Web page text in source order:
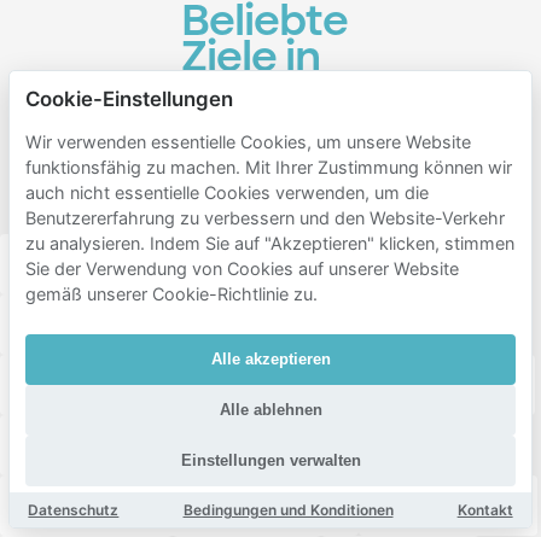
Beliebte
Ziele in
der
Nähe
von
Pioenpark
Jachthaven Groninger Motorboot Club (GMC)
Damsterplein SPOT/Stadsschouwburg Groningen
GRID Grafisch Museum Groningen Martinikerkhof
Cookie-Einstellungen
Wir verwenden essentielle Cookies, um unsere Website
funktionsfähig zu machen. Mit Ihrer Zustimmung können wir
auch nicht essentielle Cookies verwenden, um die
Benutzererfahrung zu verbessern und den Website-Verkehr
zu analysieren. Indem Sie auf "Akzeptieren" klicken, stimmen
Sie der Verwendung von Cookies auf unserer Website
gemäß unserer Cookie-Richtlinie zu.
Alle akzeptieren
Alle ablehnen
Einstellungen verwalten
Datenschutz Bedingungen und Konditionen Kontakt